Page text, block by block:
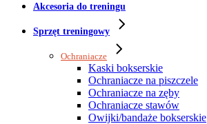
Akcesoria do treningu
Sprzęt treningowy
Ochraniacze
Kaski bokserskie
Ochraniacze na piszczele
Ochraniacze na zęby
Ochraniacze stawów
Owijki/bandaże bokserskie